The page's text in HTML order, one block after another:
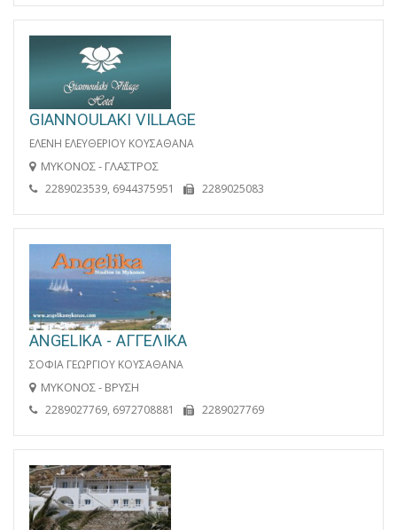
GIANNOULAKI VILLAGE
ΕΛΕΝΗ ΕΛΕΥΘΕΡΙΟΥ ΚΟΥΣΑΘΑΝΑ
ΜΥΚΟΝΟΣ - ΓΛΑΣΤΡΟΣ
2289023539, 6944375951 2289025083
ANGELIKA - ΑΓΓΕΛΙΚΑ
ΣΟΦΙΑ ΓΕΩΡΓΙΟΥ ΚΟΥΣΑΘΑΝΑ
ΜΥΚΟΝΟΣ - ΒΡΥΣΗ
2289027769, 6972708881 2289027769